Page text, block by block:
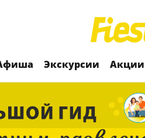
Экскурсии Акции